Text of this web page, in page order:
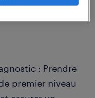
: Prendre
premier niveau